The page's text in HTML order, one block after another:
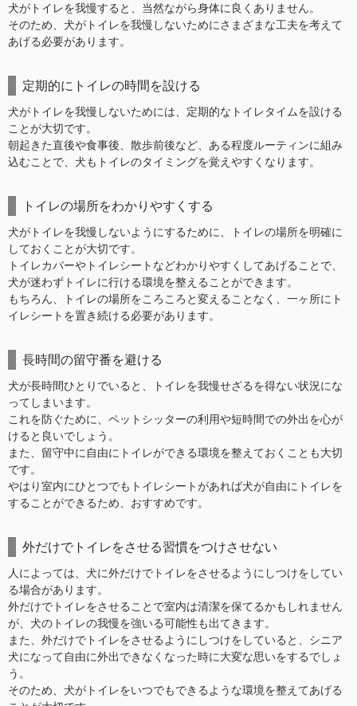
犬がトイレを我慢すると、当然ながら身体に良くありません。
そのため、犬がトイレを我慢しないためにさまざまな工夫を考えて
あげる必要があります。
定期的にトイレの時間を設ける
犬がトイレを我慢しないためには、定期的なトイレタイムを設ける
ことが大切です。
朝起きた直後や食事後、散歩前後など、ある程度ルーティンに組み
込むことで、犬もトイレのタイミングを覚えやすくなります。
トイレの場所をわかりやすくする
犬がトイレを我慢しないようにするために、トイレの場所を明確に
しておくことが大切です。
トイレカバーやトイレシートなどわかりやすくしてあげることで、
犬が迷わずトイレに行ける環境を整えることができます。
もちろん、トイレの場所をころころと変えることなく、一ヶ所にト
イレシートを置き続ける必要があります。
長時間の留守番を避ける
犬が長時間ひとりでいると、トイレを我慢せざるを得ない状況にな
ってしまいます。
これを防ぐために、ペットシッターの利用や短時間での外出を心が
けると良いでしょう。
また、留守中に自由にトイレができる環境を整えておくことも大切
です。
やはり室内にひとつでもトイレシートがあれば犬が自由にトイレを
することができるため、おすすめです。
外だけでトイレをさせる習慣をつけさせない
人によっては、犬に外だけでトイレをさせるようにしつけをしてい
る場合があります。
外だけでトイレをさせることで室内は清潔を保てるかもしれません
が、犬のトイレの我慢を強いる可能性も出てきます。
また、外だけでトイレをさせるようにしつけをしていると、シニア
犬になって自由に外出できなくなった時に大変な思いをするでしょ
う。
そのため、犬がトイレをいつでもできるような環境を整えてあげる